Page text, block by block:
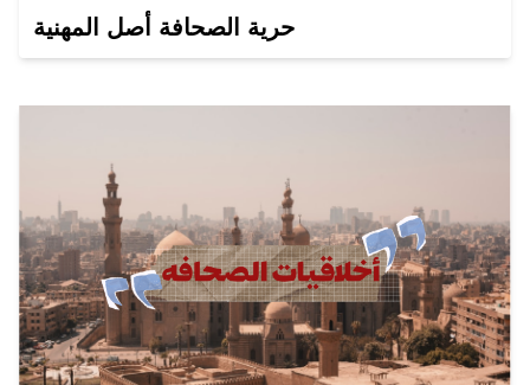
حرية الصحافة أصل المهنية